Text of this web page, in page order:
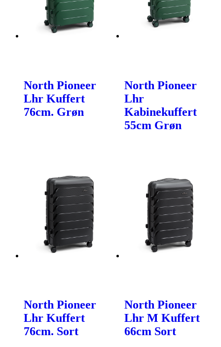
North Pioneer
Lhr Kuffert
76cm. Grøn
North Pioneer
Lhr
Kabinekuffert
55cm Grøn
North Pioneer
Lhr Kuffert
76cm. Sort
North Pioneer
Lhr M Kuffert
66cm Sort